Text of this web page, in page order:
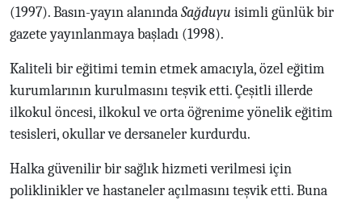
(1997). Basın-yayın alanındaSağduyu isimli günlük bir
gazete yayınlanmaya başladı (1998).
Kaliteli bir eğitimi temin etmek amacıyla, özel eğitim
kurumlarının kurulmasını teşvik etti. Çeşitli illerde
ilkokul öncesi, ilkokul ve orta öğrenime yönelik eğitim
tesisleri, okullar ve dersaneler kurdurdu.
Halka güvenilir bir sağlık hizmeti verilmesi için
poliklinikler ve hastaneler açılmasını teşvik etti. Buna